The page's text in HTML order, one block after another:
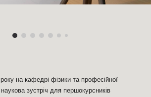
на кафедрі фізики та професійної
зустріч для першокурсників